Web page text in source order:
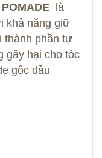
là
khả năng giữ
thành phần tự
gây hại cho tóc
gốc dầu